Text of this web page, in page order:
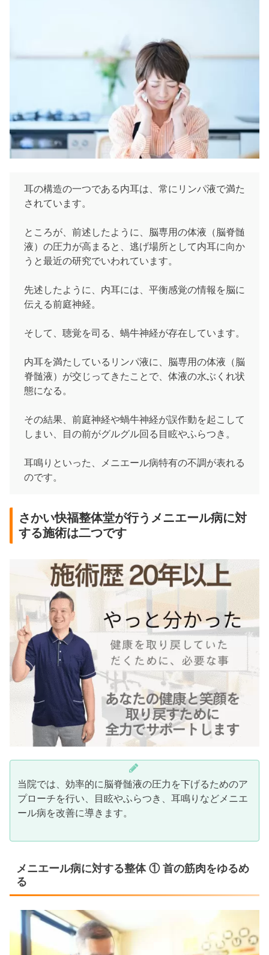
耳の構造の一つである内耳は、常にリンパ液で満た
されています。
ところが、前述したように、脳専用の体液（脳脊髄
液）の圧力が高まると、逃げ場所として内耳に向か
うと最近の研究でいわれています。
先述したように、内耳には、平衡感覚の情報を脳に
伝える前庭神経。
そして、聴覚を司る、蝸牛神経が存在しています。
内耳を満たしているリンパ液に、脳専用の体液（脳
脊髄液）が交じってきたことで、体液の水ぶくれ状
態になる。
その結果、前庭神経や蝸牛神経が誤作動を起こして
しまい、目の前がグルグル回る目眩やふらつき。
耳鳴りといった、メニエール病特有の不調が表れる
のです。
さかい快福整体堂が行うメニエール病に対
する施術は二つです
当院では、効率的に脳脊髄液の圧力を下げるためのア
プローチを行い、目眩やふらつき、耳鳴りなどメニエ
ール病を改善に導きます。
メニエール病に対する整体 ① 首の筋肉をゆるめ
る